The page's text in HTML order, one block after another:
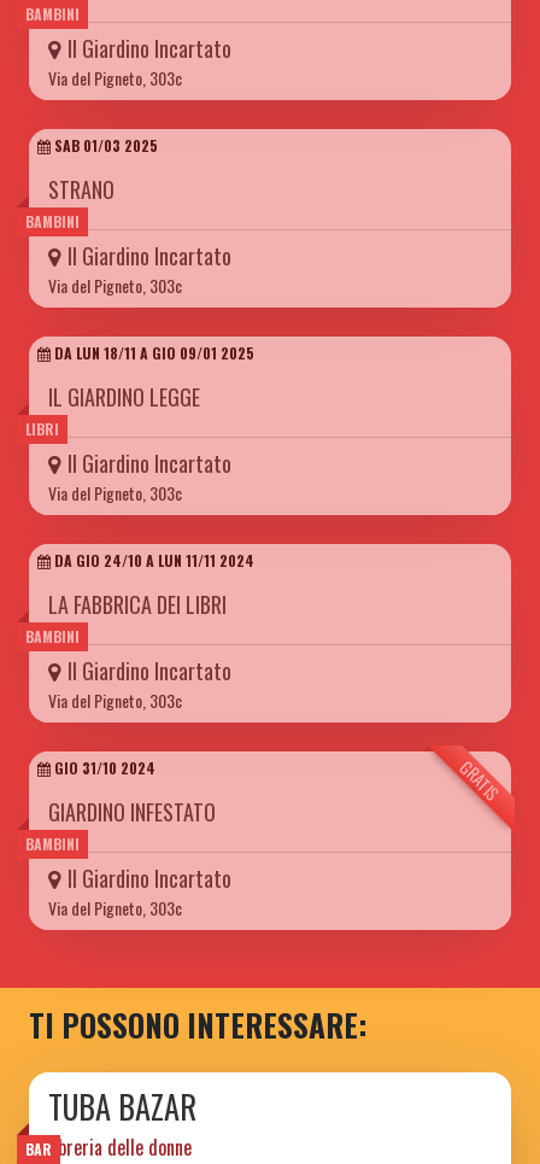
BAMBINI
Il Giardino Incartato
Via del Pigneto, 303c
BAMBINI
SAB 01/03 2025
STRANO
Il Giardino Incartato
Via del Pigneto, 303c
LIBRI
DA LUN 18/11 A GIO 09/01 2025
IL GIARDINO LEGGE
Il Giardino Incartato
Via del Pigneto, 303c
BAMBINI
DA GIO 24/10 A LUN 11/11 2024
LA FABBRICA DEI LIBRI
Il Giardino Incartato
Via del Pigneto, 303c
BAMBINI
GRATIS
GIO 31/10 2024
GIARDINO INFESTATO
Il Giardino Incartato
Via del Pigneto, 303c
TI POSSONO INTERESSARE:
BAR
TUBA BAZAR
libreria delle donne